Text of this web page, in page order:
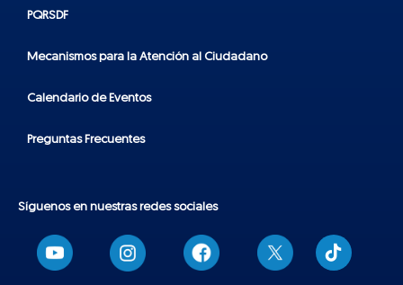
PQRSDF
Mecanismos para la Atención al Ciudadano
Calendario de Eventos
Preguntas Frecuentes
Síguenos en nuestras redes sociales
T
i
k